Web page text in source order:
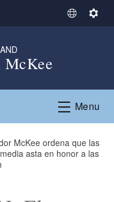
S
t
L
g
u
S
n
g
McKee
Menu
McKee ordena que las
asta en honor a las